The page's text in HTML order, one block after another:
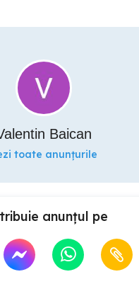
Baican
toate anunțurile
anunțul pe